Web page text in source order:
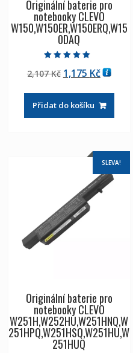
Originální baterie pro
notebooky CLEVO
W150,W150ER,W150ERQ,W15
0DAQ
5.00
z 5
2,107Kč Původní
byla:
2,107 Kč
1,175 KčAktuální
je:
1,175 Kč
Přidat do košíku
SLEVA!
Originální baterie pro
notebooky CLEVO
W251H,W252HU,W251HNQ,W
251HPQ,W251HSQ,W251HU,W
251HUQ